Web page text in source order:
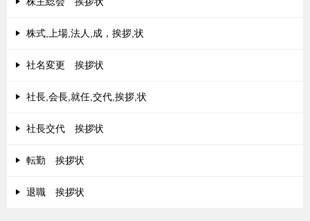
株式,上場,法人,成，挨拶,状
社名変更 挨拶状
社長,会長,就任,交代,挨拶,状
社長交代 挨拶状
転勤 挨拶状
退職 挨拶状